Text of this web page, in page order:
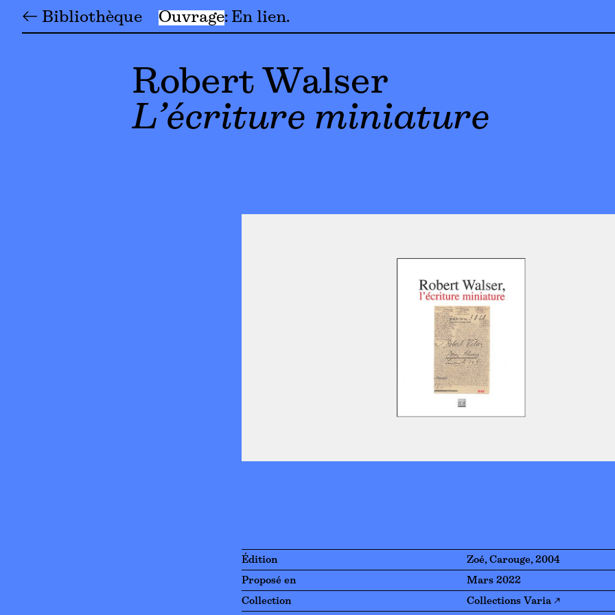
← Bibliothèque Ouvrage En lien
Robert Walser
L’écriture miniature
Édition Zoé, Carouge, 2004
Proposé en Mars 2022
Collection Collections Varia ↗